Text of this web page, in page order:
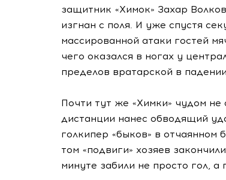
защитник «Химок» Захар
изгнан с поля. И уже спустя
массированной атаки гостей
чего оказался в ногах у
пределов вратарской в
Почти тут же «Химки» чудом
дистанции нанес обводящий
голкипер «быков» в отчаянном
том «подвиги» хозяев
минуте забили не просто гол, а